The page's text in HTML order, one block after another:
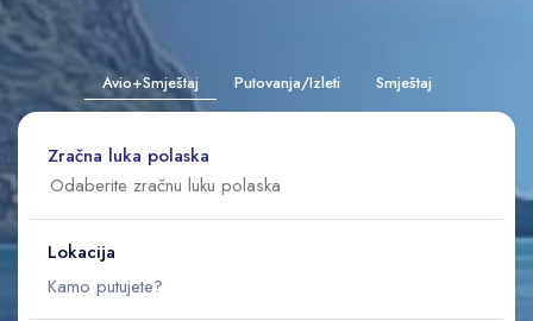
Avio+Smještaj Putovanja/Izleti Smještaj
Zračna luka polaska
Lokacija